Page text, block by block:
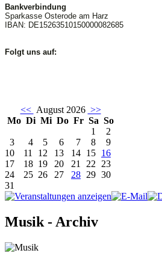
Bankverbindung
Sparkasse Osterode am Harz
IBAN: DE15263510150000082685
Folgt uns auf:
<< August 2026 >>
Mo Di Mi Do Fr Sa So
1
2
3
4 5 6 7 8
9
10
11 12 13 14 15 16
17
18 19 20 21 22 23
24
25 26 27 28 29 30
31
Musik - Archiv